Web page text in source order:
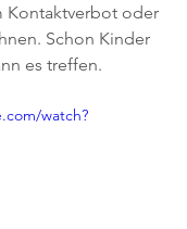
Kontaktverbot oder
Schon Kinder
es treffen.
watch?